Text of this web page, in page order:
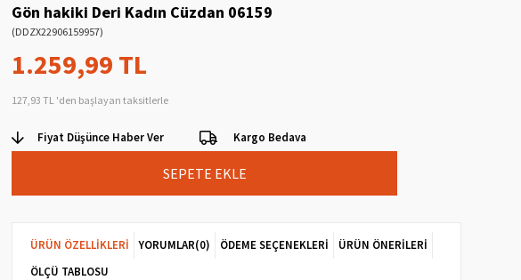
Gön hakiki Deri Kadın Cüzdan 06159
(DDZX22906159957)
1.259,99 TL
127,93 TL 'den başlayan taksitlerle
Fiyat Düşünce Haber Ver Kargo Bedava
ÜRÜN ÖZELLIKLERI YORUMLAR(0) ÖDEME SEÇENEKLERI
ÜRÜN ÖNERILERI
ÖLÇÜ TABLOSU